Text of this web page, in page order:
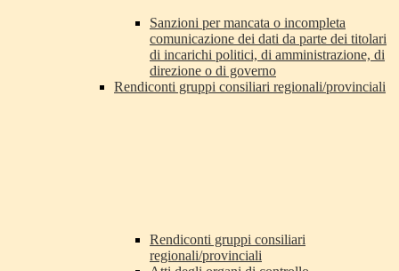
Sanzioni per mancata o incompleta
comunicazione dei dati da parte dei titolari
di incarichi politici, di amministrazione, di
direzione o di governo
Rendiconti gruppi consiliari regionali/provinciali
Rendiconti gruppi consiliari
regionali/provinciali